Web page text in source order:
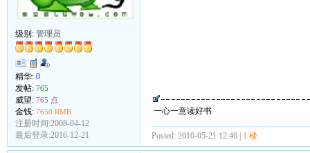
级别: 管理员
精华: 0
发帖: 765
威望: 765 点
金钱: 7650 RMB
注册时间:2008-04-12
最后登录:2016-12-21
一心一意读好书
Posted: 2010-05-21 12:46 | 1 楼